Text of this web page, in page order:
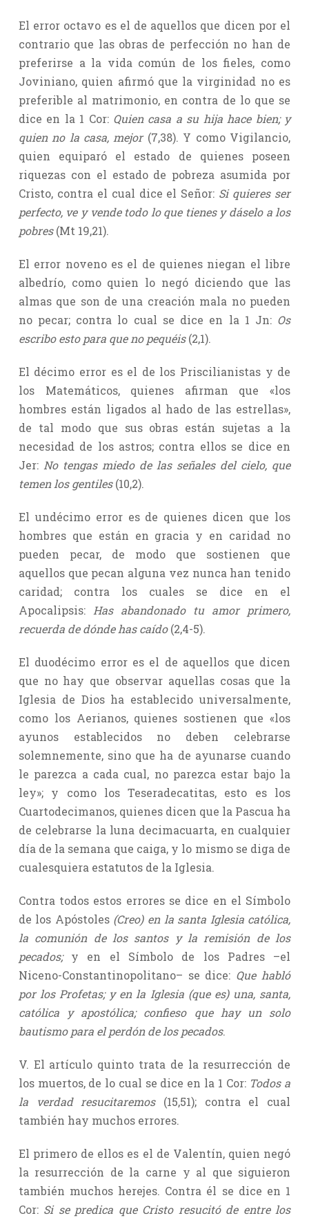
El error octavo es el de aquellos que dicen por el
contrario que las obras de perfección no han de
preferirse a la vida común de los fieles, como
Joviniano, quien afirmó que la virginidad no es
preferible al matrimonio, en contra de lo que se
dice en la 1 Cor: Quien casa a su hija hace bien; y
quien no la casa, mejor(7,38). Y como Vigilancio,
quien equiparó el estado de quienes poseen
riquezas con el estado de pobreza asumida por
Cristo, contra el cual dice el Señor: Si quieres ser
perfecto, ve y vende todo lo que tienes y dáselo a los
pobres(Mt 19,21).
El error noveno es el de quienes niegan el libre
albedrío, como quien lo negó diciendo que las
almas que son de una creación mala no pueden
no pecar; contra lo cual se dice en la 1 Jn: Os
escribo esto para que no pequéis(2,1).
El décimo error es el de los Priscilianistas y de
los Matemáticos, quienes afirman que «los
hombres están ligados al hado de las estrellas»,
de tal modo que sus obras están sujetas a la
necesidad de los astros; contra ellos se dice en
Jer: No tengas miedo de las señales del cielo, que
temen los gentiles(10,2).
El undécimo error es de quienes dicen que los
hombres que están en gracia y en caridad no
pueden pecar, de modo que sostienen que
aquellos que pecan alguna vez nunca han tenido
caridad; contra los cuales se dice en el
Apocalipsis: Has abandonado tu amor primero,
recuerda de dónde has caído(2,4-5).
El duodécimo error es el de aquellos que dicen
que no hay que observar aquellas cosas que la
Iglesia de Dios ha establecido universalmente,
como los Aerianos, quienes sostienen que «los
ayunos establecidos no deben celebrarse
solemnemente, sino que ha de ayunarse cuando
le parezca a cada cual, no parezca estar bajo la
ley»; y como los Teseradecatitas, esto es los
Cuartodecimanos, quienes dicen que la Pascua ha
de celebrarse la luna decimacuarta, en cualquier
día de la semana que caiga, y lo mismo se diga de
cualesquiera estatutos de la Iglesia.
Contra todos estos errores se dice en el Símbolo
de los Apóstoles (Creo) en la santa Iglesia católica,
la comunión de los santos y la remisión de los
pecados; y en el Símbolo de los Padres –el
Niceno-Constantinopolitano– se dice: Que habló
por los Profetas; y en la Iglesia (que es) una, santa,
católica y apostólica; confieso que hay un solo
bautismo para el perdón de los pecados.
V. El artículo quinto trata de la resurrección de
los muertos, de lo cual se dice en la 1 Cor: Todos a
la verdad resucitaremos (15,51); contra el cual
también hay muchos errores.
El primero de ellos es el de Valentín, quien negó
la resurrección de la carne y al que siguieron
también muchos herejes. Contra él se dice en 1
Cor: Si se predica que Cristo resucitó de entre los